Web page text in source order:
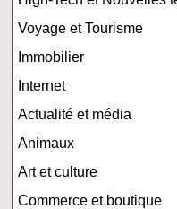
Voyage et Tourisme
Immobilier
Internet
Actualité et média
Animaux
Art et culture
Commerce et boutique